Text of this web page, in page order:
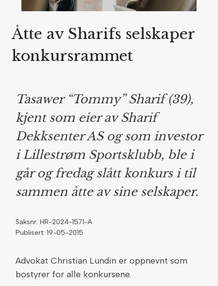
Åtte av Sharifs selskaper
konkursrammet
Tasawer “Tommy” Sharif (39),
kjent som eier av Sharif
Dekksenter AS og som investor
i Lillestrøm Sportsklubb, ble i
går og fredag slått konkurs i til
sammen åtte av sine selskaper.
Saksnr. HR-2024-1571-A
Publisert: 19-05-2015
Advokat Christian Lundin er oppnevnt som
bostyrer for alle konkursene.